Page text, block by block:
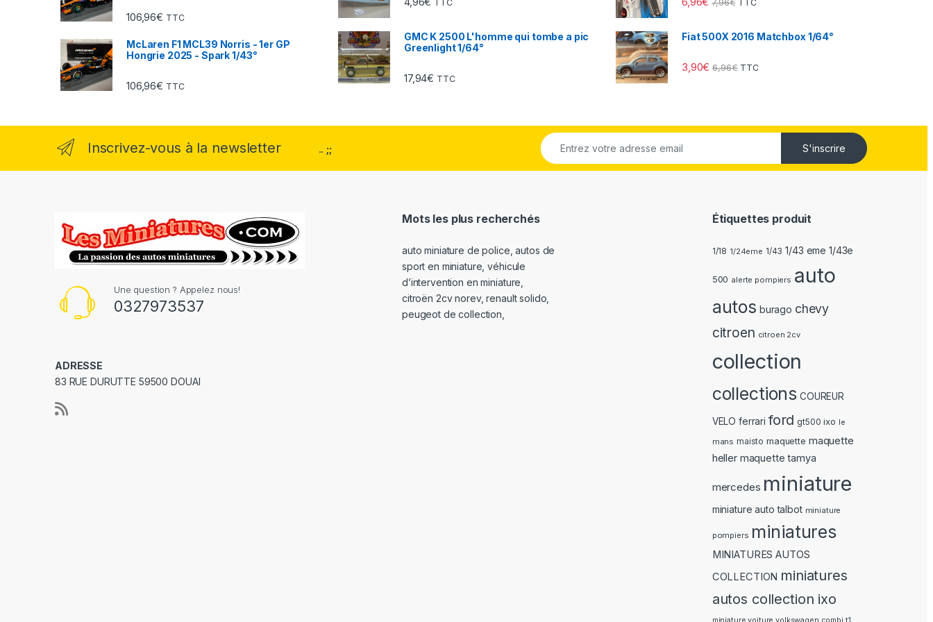
106,96€ TTC
McLaren F1 MCL39 Norris - 1er GP
Hongrie 2025 - Spark 1/43°
106,96€ TTC
TTC
GMC K 2500 L'homme qui tombe a pic
Greenlight 1/64°
17,94€ TTC
7,96€ TTC
Fiat 500X 2016 Matchbox 1/64°
3,90€ 6,96€ TTC
Inscrivez-vous à la newsletter .. ;; S'inscrire
Une question ? Appelez nous!
0327973537
ADRESSE
83 RUE DURUTTE 59500 DOUAI
Mots les plus recherchés
auto miniature de police ,autos de
sport en miniature ,véhicule
d’intervention en miniature
citroën 2cv norev,renault solido
peugeot de collection
Étiquettes produit
1/18 1/24eme 1/43 1/43 eme 1/43e
500 alerte pompiers auto
autos burago chevy
citroen citroen 2cv
collection
collections COUREUR
VELO ferrari ford gt500 ixo le
mans maisto maquette maquette
heller maquette tamya
mercedes miniature
miniature auto talbot miniature
pompiers miniatures
MINIATURES AUTOS
COLLECTION miniatures
autos collection ixo